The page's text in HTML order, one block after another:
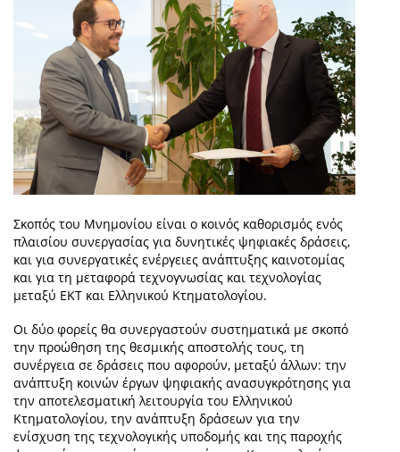
Σκοπός του Μνημονίου είναι ο κοινός καθορισμός ενός
πλαισίου συνεργασίας για δυνητικές ψηφιακές δράσεις,
και για συνεργατικές ενέργειες ανάπτυξης καινοτομίας
και για τη μεταφορά τεχνογνωσίας και τεχνολογίας
μεταξύ ΕΚΤ και Ελληνικού Κτηματολογίου.
Οι δύο φορείς θα συνεργαστούν συστηματικά με σκοπό
την προώθηση της θεσμικής αποστολής τους, τη
συνέργεια σε δράσεις που αφορούν, μεταξύ άλλων: την
ανάπτυξη κοινών έργων ψηφιακής ανασυγκρότησης για
την αποτελεσματική λειτουργία του Ελληνικού
Κτηματολογίου, την ανάπτυξη δράσεων για την
ενίσχυση της τεχνολογικής υποδομής και της παροχής